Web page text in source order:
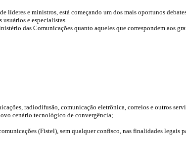
e ministros, está começando um dos mais oportunos
usuários e especialistas.
das Comunicações quanto aqueles que correspondem aos
radiodifusão, comunicação eletrônica, correios e outros
cenário tecnológico de convergência;
(Fistel), sem qualquer confisco, nas finalidades legais